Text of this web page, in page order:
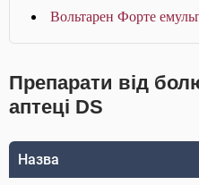
Вольтарен Форте
Препарати від
аптеці DS
Назва